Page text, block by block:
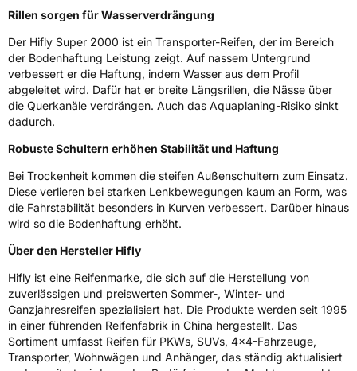
Fahrzeugart Transporter
Weitere Eigenschaften
SchlauchtypTL
C-ReifenJa
EU Label
Effizienz D
Nasshaftung C
Rollgeräusch (Klasse)B
Rollgeräusch (dB) 72
Rillen sorgen für Wasserverdrängung
Der Hifly Super 2000 ist ein Transporter-Reifen, der im Bereich
der Bodenhaftung Leistung zeigt. Auf nassem Untergrund
verbessert er die Haftung, indem Wasser aus dem Profil
abgeleitet wird. Dafür hat er breite Längsrillen, die Nässe über
die Querkanäle verdrängen. Auch das Aquaplaning-Risiko sinkt
dadurch.
Robuste Schultern erhöhen Stabilität und Haftung
Bei Trockenheit kommen die steifen Außenschultern zum Einsatz.
Diese verlieren bei starken Lenkbewegungen kaum an Form, was
die Fahrstabilität besonders in Kurven verbessert. Darüber hinaus
wird so die Bodenhaftung erhöht.
Über den Hersteller Hifly
Hifly ist eine Reifenmarke, die sich auf die Herstellung von
zuverlässigen und preiswerten Sommer-, Winter- und
Ganzjahresreifen spezialisiert hat. Die Produkte werden seit 1995
in einer führenden Reifenfabrik in China hergestellt. Das
Sortiment umfasst Reifen für PKWs, SUVs, 4x4-Fahrzeuge,
Transporter, Wohnwägen und Anhänger, das ständig aktualisiert